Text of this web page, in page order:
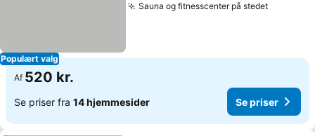
Populært valg
Sauna og fitnesscenter på stedet
Af 520 kr.
Se priser fra 14 hjemmesider Se priser